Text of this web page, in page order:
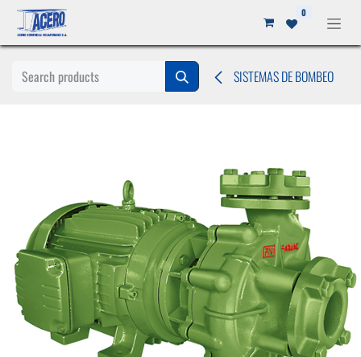
Ir al contenido 0
SISTEMAS DE BOMBEO